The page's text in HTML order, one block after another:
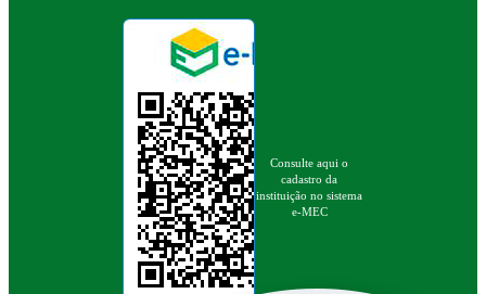
Consulte aqui o
cadastro da
instituição no sistema
e-MEC